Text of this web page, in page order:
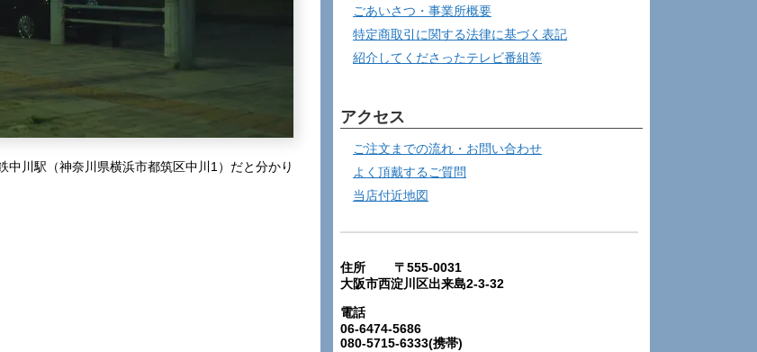
川駅（神奈川県横浜市都筑区中川1）だと分かり
ごあいさつ・事業所概要
特定商取引に関する法律に基づく表記
紹介してくださったテレビ番組等
アクセス
ご注文までの流れ・お問い合わせ
よく頂戴するご質問
当店付近地図
住所 〒555-0031
大阪市西淀川区出来島2-3-32
電話
06-6474-5686
080-5715-6333(携帯)